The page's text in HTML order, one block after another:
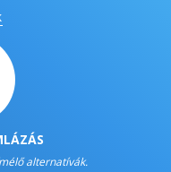
alternatívák.